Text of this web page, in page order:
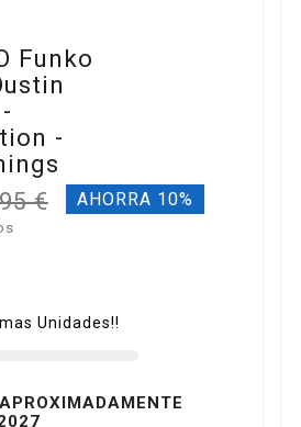
Funko
-
€ AHORRA 10%
Unidades!!